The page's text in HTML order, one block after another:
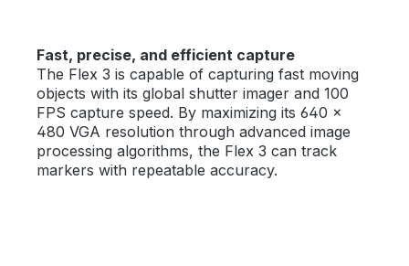
Fast, precise, and efficient capture
The Flex 3 is capable of capturing fast moving
objects with its global shutter imager and 100
FPS capture speed. By maximizing its 640 ×
480 VGA resolution through advanced image
processing algorithms, the Flex 3 can track
markers with repeatable accuracy.